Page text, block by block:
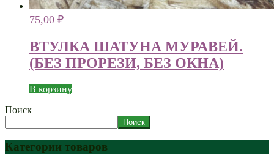
75,00 ₽
ВТУЛКА ШАТУНА МУРАВЕЙ.
(БЕЗ ПРОРЕЗИ, БЕЗ ОКНА)
В корзину
Поиск
Поиск
Категории товаров